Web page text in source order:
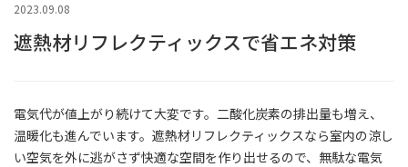
2023.09.08
遮熱材リフレクティックスで省エネ対策
電気代が値上がり続けて大変です。二酸化炭素の排出量も増え、
温暖化も進んでいます。遮熱材リフレクティックスなら室内の涼し
い空気を外に逃がさず快適な空間を作り出せるので、無駄な電気